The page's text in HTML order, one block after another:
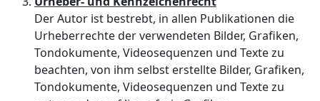
Der Autor ist bestrebt, in allen Publikationen die
Urheberrechte der verwendeten Bilder, Grafiken,
Tondokumente, Videosequenzen und Texte zu
beachten, von ihm selbst erstellte Bilder, Grafiken,
Tondokumente, Videosequenzen und Texte zu